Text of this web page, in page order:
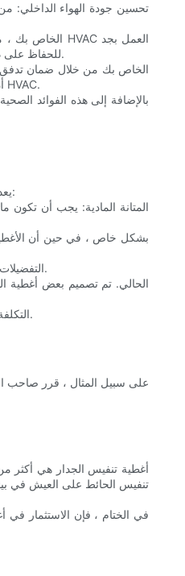
للحفاظ على درجة حرارة مريحة ورطوبة وجودة الهواء. تشير دراسات مثل تلك المنشورة في كفاءة الطاقة اليوم إلى أن المنازل ذات التهوية الفعالة توفر ما يصل إلى 20 ٪ على فواتير الطاقة الخاصة بهم.
جودة الهواء الداخلي ، مما يجعل منزلك أكثر راحة وفعالية في الطاقة. أظهرت دراسة أجرتها مجلة HVAC أن المنازل ذات الأغطية المتنوعة بشكل جيد لديها تحسن بنسبة 15 ٪ في كفاءة نظام HVAC.
بالإضافة إلى هذه الفوائد
يعد اختيار غطاء تنفيس الجدار الصحيح قرارًا مهمًا يمكن أن يكون له تأثير كبير على جودة الهواء الداخلي وكفاءة الطاقة. فيما يلي بعض العوامل التي يجب مراعاتها عند اختيار غطاء تنفيس الجدار:
3. التفضيلات الجمالية: يجب أن يتطابق تصميم غطاء التهوية مع نمط منزلك. يمكنك الاختيار من بين مجموعة واسعة من التشطيبات ، بما في ذلك الخيارات المعدنية والمغطاة بالمسحوق وحتى الزخرفة.
5. التكلفة: يمكن أن تختلف أغطية تنفيس الحائط في السعر اعتمادًا على المواد والتصميم والانتهاء. من المهم تحقيق توازن بين التكلفة والجودة ، واختيار غطاء تنفيس يلبي احتياجاتك دون كسر البنك.
على سبيل المثال ، قرر صاحب
أغطية تنفيس الجدار هي أكثر
تنفيس الحائط على العيش في
في الختام ، فإن الاستثمار في